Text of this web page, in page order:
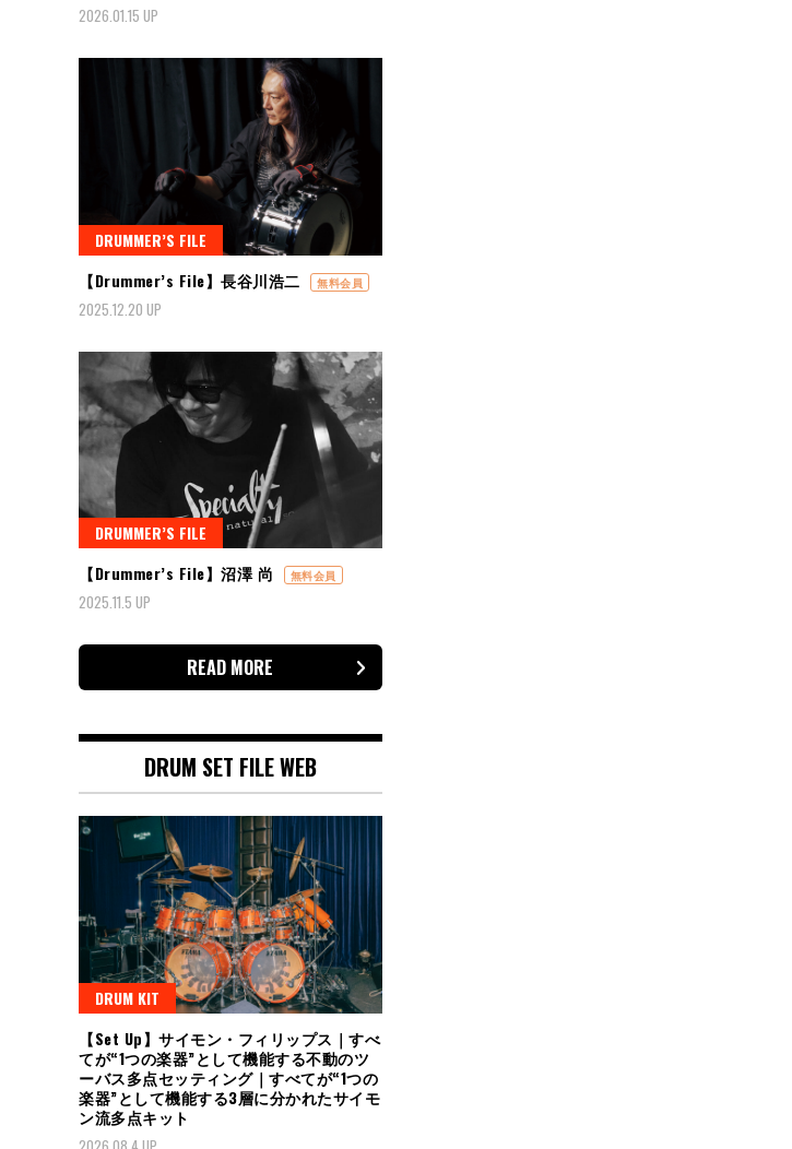
2026.01.15 UP
DRUMMER’S FILE
【Drummer’s File】長谷川浩二
無料会員
2025.12.20 UP
DRUMMER’S FILE
【Drummer’s File】沼澤 尚
無料会員
2025.11.5 UP
READ MORE
DRUM SET FILE WEB
DRUM KIT
【Set Up】サイモン・フィリップス｜すべ
てが“1つの楽器”として機能する不動のツ
ーバス多点セッティング｜すべてが“1つの
楽器”として機能する3層に分かれたサイモ
ン流多点キット